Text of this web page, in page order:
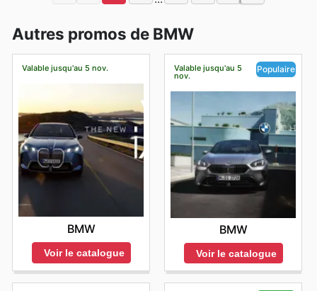
Autres promos de BMW
Valable jusqu'au 5 nov.
BMW
Voir le catalogue
Valable jusqu'au 5
nov.
Populaire
BMW
Voir le catalogue